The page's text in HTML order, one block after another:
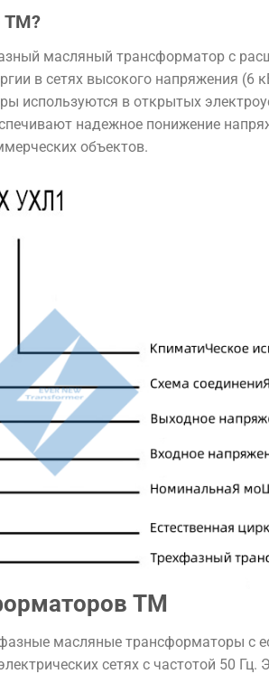
TM?
масляный трансформатор с
в сетях высокого напряжения (6
используются в открытых
надежное понижение
объектов.
ТМ
масляные трансформаторы с
сетях с частотой 50